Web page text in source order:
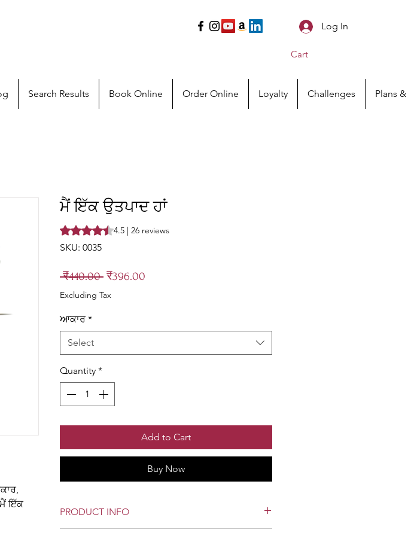
Log In
Cart
Search Results Book Online Order Online Loyalty Challenges Plans
ਮੈਂ ਇੱਕ
ਮੈਂ ਇੱਕ ਉਤਪਾਦ ਹਾਂ
Rating is 4.5 out of five stars based on 26 reviews
4.5 | 26 reviews
SKU: 0035
₹440.00 Regular
Price
₹396.00
Excluding Tax
ਆਕਾਰ *
Select
Quantity *
Add to Cart
Buy Now
PRODUCT INFO